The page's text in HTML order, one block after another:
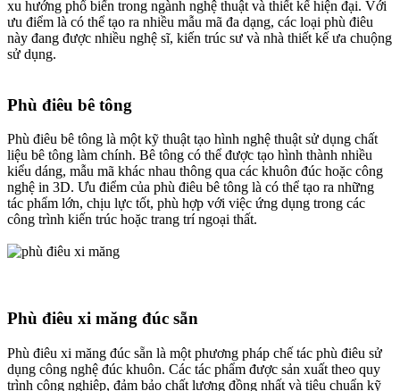
xu hướng phổ biến trong ngành nghệ thuật và thiết kế hiện đại. Với
ưu điểm là có thể tạo ra nhiều mẫu mã đa dạng, các loại phù điêu
này đang được nhiều nghệ sĩ, kiến trúc sư và nhà thiết kế ưa chuộng
sử dụng.
Phù điêu bê tông
Phù điêu bê tông là một kỹ thuật tạo hình nghệ thuật sử dụng chất
liệu bê tông làm chính. Bê tông có thể được tạo hình thành nhiều
kiểu dáng, mẫu mã khác nhau thông qua các khuôn đúc hoặc công
nghệ in 3D. Ưu điểm của phù điêu bê tông là có thể tạo ra những
tác phẩm lớn, chịu lực tốt, phù hợp với việc ứng dụng trong các
công trình kiến trúc hoặc trang trí ngoại thất.
Phù điêu xi măng đúc sẵn
Phù điêu xi măng đúc sẵn là một phương pháp chế tác phù điêu sử
dụng công nghệ đúc khuôn. Các tác phẩm được sản xuất theo quy
trình công nghiệp, đảm bảo chất lượng đồng nhất và tiêu chuẩn kỹ